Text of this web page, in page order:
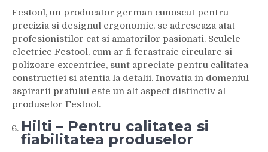
Festool, un producator german cunoscut pentru
precizia si designul ergonomic, se adreseaza atat
profesionistilor cat si amatorilor pasionati. Sculele
electrice Festool, cum ar fi ferastraie circulare si
polizoare excentrice, sunt apreciate pentru calitatea
constructiei si atentia la detalii. Inovatia in domeniul
aspirarii prafului este un alt aspect distinctiv al
produselor Festool.
Hilti – Pentru calitatea si
fiabilitatea produselor